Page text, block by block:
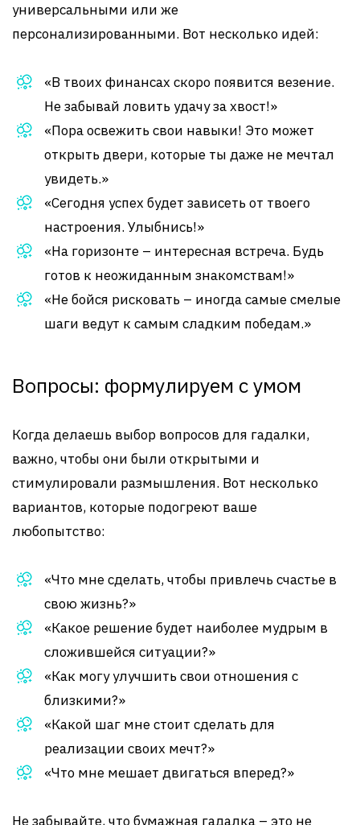
универсальными или же
персонализированными. Вот несколько идей:
«В твоих финансах скоро появится везение.
Не забывай ловить удачу за хвост!»
«Пора освежить свои навыки! Это может
открыть двери, которые ты даже не мечтал
увидеть.»
«Сегодня успех будет зависеть от твоего
настроения. Улыбнись!»
«На горизонте – интересная встреча. Будь
готов к неожиданным знакомствам!»
«Не бойся рисковать – иногда самые смелые
шаги ведут к самым сладким победам.»
Вопросы: формулируем с умом
Когда делаешь выбор вопросов для гадалки,
важно, чтобы они были открытыми и
стимулировали размышления. Вот несколько
вариантов, которые подогреют ваше
любопытство:
«Что мне сделать, чтобы привлечь счастье в
свою жизнь?»
«Какое решение будет наиболее мудрым в
сложившейся ситуации?»
«Как могу улучшить свои отношения с
близкими?»
«Какой шаг мне стоит сделать для
реализации своих мечт?»
«Что мне мешает двигаться вперед?»
Не забывайте, что бумажная гадалка – это не